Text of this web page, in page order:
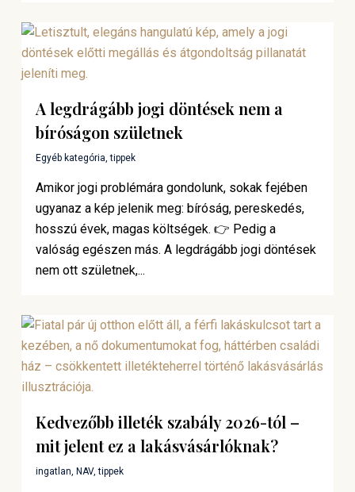
A legdrágább jogi döntések nem a
bíróságon születnek
Egyéb kategória,tippek
Amikor jogi problémára gondolunk, sokak fejében
ugyanaz a kép jelenik meg: bíróság, pereskedés,
hosszú évek, magas költségek. 👉 Pedig a
valóság egészen más. A legdrágább jogi döntések
nem ott születnek,...
Kedvezőbb illeték szabály 2026-tól –
mit jelent ez a lakásvásárlóknak?
ingatlan, NAV,tippek